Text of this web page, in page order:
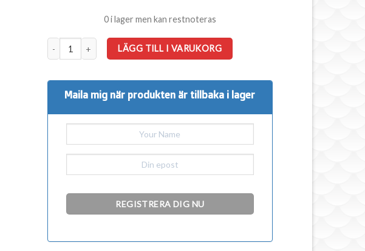
0 i lager men kan restnoteras
UV-C Select 120W Amalgam mängd
LÄGG TILL I VARUKORG
Maila mig när produkten är tillbaka i lager